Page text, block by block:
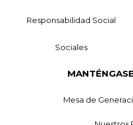
Responsabilidad Social
Sociales
Mesa de